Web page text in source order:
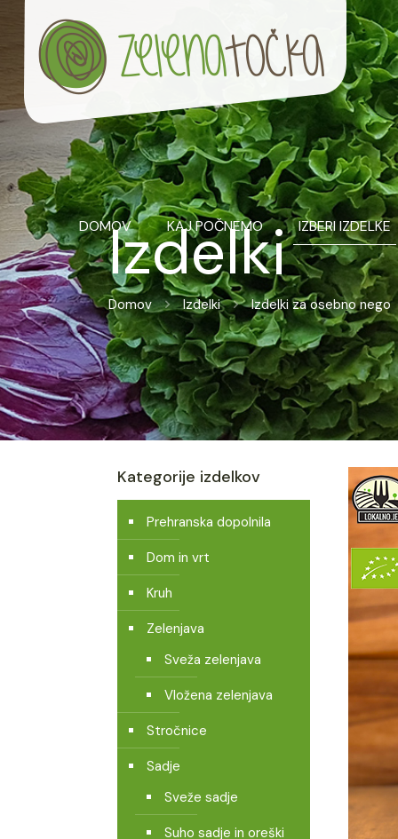
DOMOV KAJ POČNEMO IZBERI IZDELKE
Izdelki
Domov Izdelki Izdelki za osebno nego
Kategorije izdelkov
Prehranska dopolnila
Dom in vrt
Kruh
Zelenjava
Sveža zelenjava
Vložena zelenjava
Stročnice
Sadje
Sveže sadje
Suho sadje in oreški